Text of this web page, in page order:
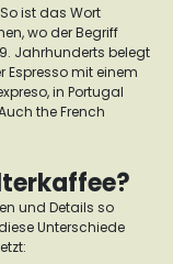
So ist das Wort
wo der Begriff
Jahrhunderts belegt
Espresso mit einem
, in Portugal
the French
und Details so
Unterschiede